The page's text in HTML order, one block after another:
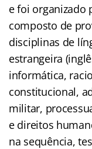
e foi organizado
composto de
disciplinas de
estrangeira
informática,
constitucional,
militar,
e direitos
na sequência,